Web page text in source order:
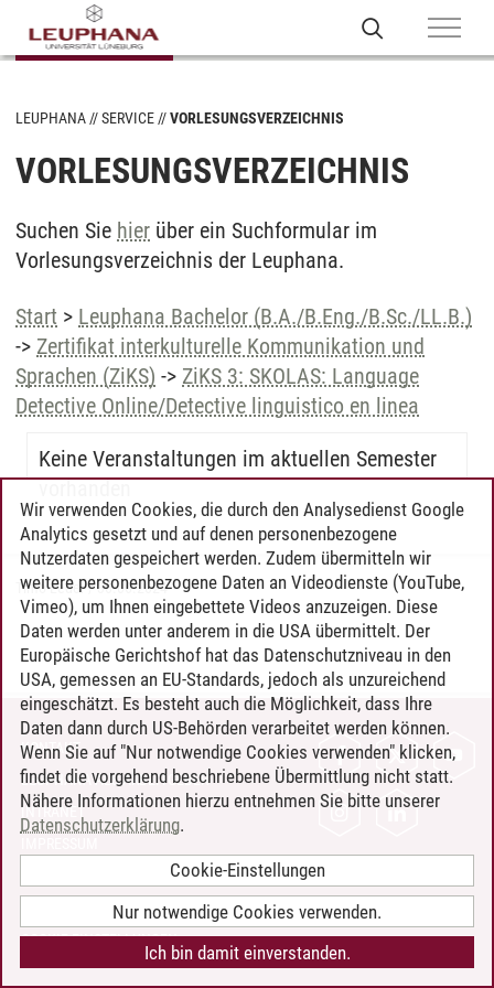
LEUPHANA SERVICE VORLESUNGSVERZEICHNIS
VORLESUNGSVERZEICHNIS
Suchen Sie hier über ein Suchformular im
Vorlesungsverzeichnis der Leuphana.
Start > Leuphana Bachelor (B.A./B.Eng./B.Sc./LL.B.)
-> Zertifikat interkulturelle Kommunikation und
Sprachen (ZiKS) -> ZiKS 3: SKOLAS: Language
Detective Online/Detective linguistico en linea
Keine Veranstaltungen im aktuellen Semester
vorhanden
Timo Leder/30.06.2024
KONTAKT
LEUPHANA ALS ARBEITGEBER
INTRANET
BARRIEREFREIHEIT
COOKIE-EINSTELLUNGEN
Wir verwenden Cookies, die durch den Analysedienst Google
Analytics gesetzt und auf denen personenbezogene
Nutzerdaten gespeichert werden. Zudem übermitteln wir
weitere personenbezogene Daten an Videodienste (YouTube,
Vimeo), um Ihnen eingebettete Videos anzuzeigen. Diese
Daten werden unter anderem in die USA übermittelt. Der
Europäische Gerichtshof hat das Datenschutzniveau in den
USA, gemessen an EU-Standards, jedoch als unzureichend
eingeschätzt. Es besteht auch die Möglichkeit, dass Ihre
Daten dann durch US-Behörden verarbeitet werden können.
Wenn Sie auf "Nur notwendige Cookies verwenden" klicken,
findet die vorgehend beschriebene Übermittlung nicht statt.
Nähere Informationen hierzu entnehmen Sie bitte unserer
Datenschutzerklärung.
Cookie-Einstellungen
Nur notwendige Cookies verwenden.
Ich bin damit einverstanden.